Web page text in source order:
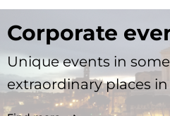
Corporate
Unique events in
extraordinary places